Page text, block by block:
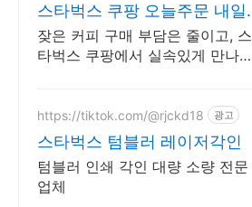
스타벅스 쿠팡 오늘주문 내일
도착 로켓배송
잦은 커피 구매 부담은 줄이고, 스
타벅스 쿠팡에서 실속있게 만나보
를 확인하세요.
https://tiktok.com/@rjckd18 광고
스타벅스 텀블러 레이저각인
텀블러 인쇄 각인 대량 소량 전문
업체